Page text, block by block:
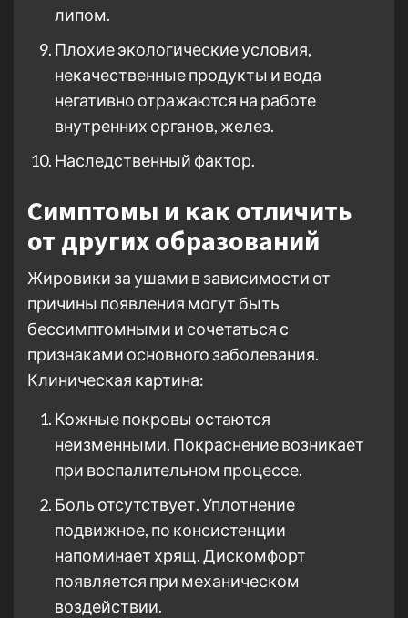
липом.
Плохие экологические условия,
некачественные продукты и вода
негативно отражаются на работе
внутренних органов, желез.
Наследственный фактор.
Симптомы и как отличить
от других образований
Жировики за ушами в зависимости от
причины появления могут быть
бессимптомными и сочетаться с
признаками основного заболевания.
Клиническая картина:
Кожные покровы остаются
неизменными. Покраснение возникает
при воспалительном процессе.
Боль отсутствует. Уплотнение
подвижное, по консистенции
напоминает хрящ. Дискомфорт
появляется при механическом
воздействии.